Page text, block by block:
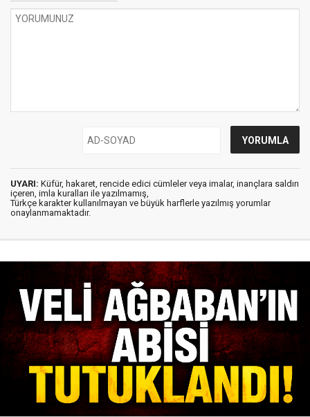
UYARI: Küfür, hakaret, rencide edici cümleler veya imalar, inançlara saldırı
içeren, imla kuralları ile yazılmamış,
Türkçe karakter kullanılmayan ve büyük harflerle yazılmış yorumlar
onaylanmamaktadır.